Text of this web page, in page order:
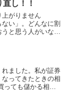
し！！
がりません
い」。どんなに割
と思う人がいなけ
ました。私が証券
ってきたときの相
ても儲かる相場